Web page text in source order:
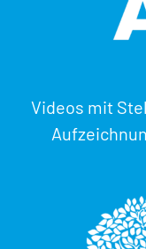
Videos mit